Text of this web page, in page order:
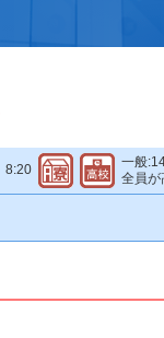
8:20
一般
全員が